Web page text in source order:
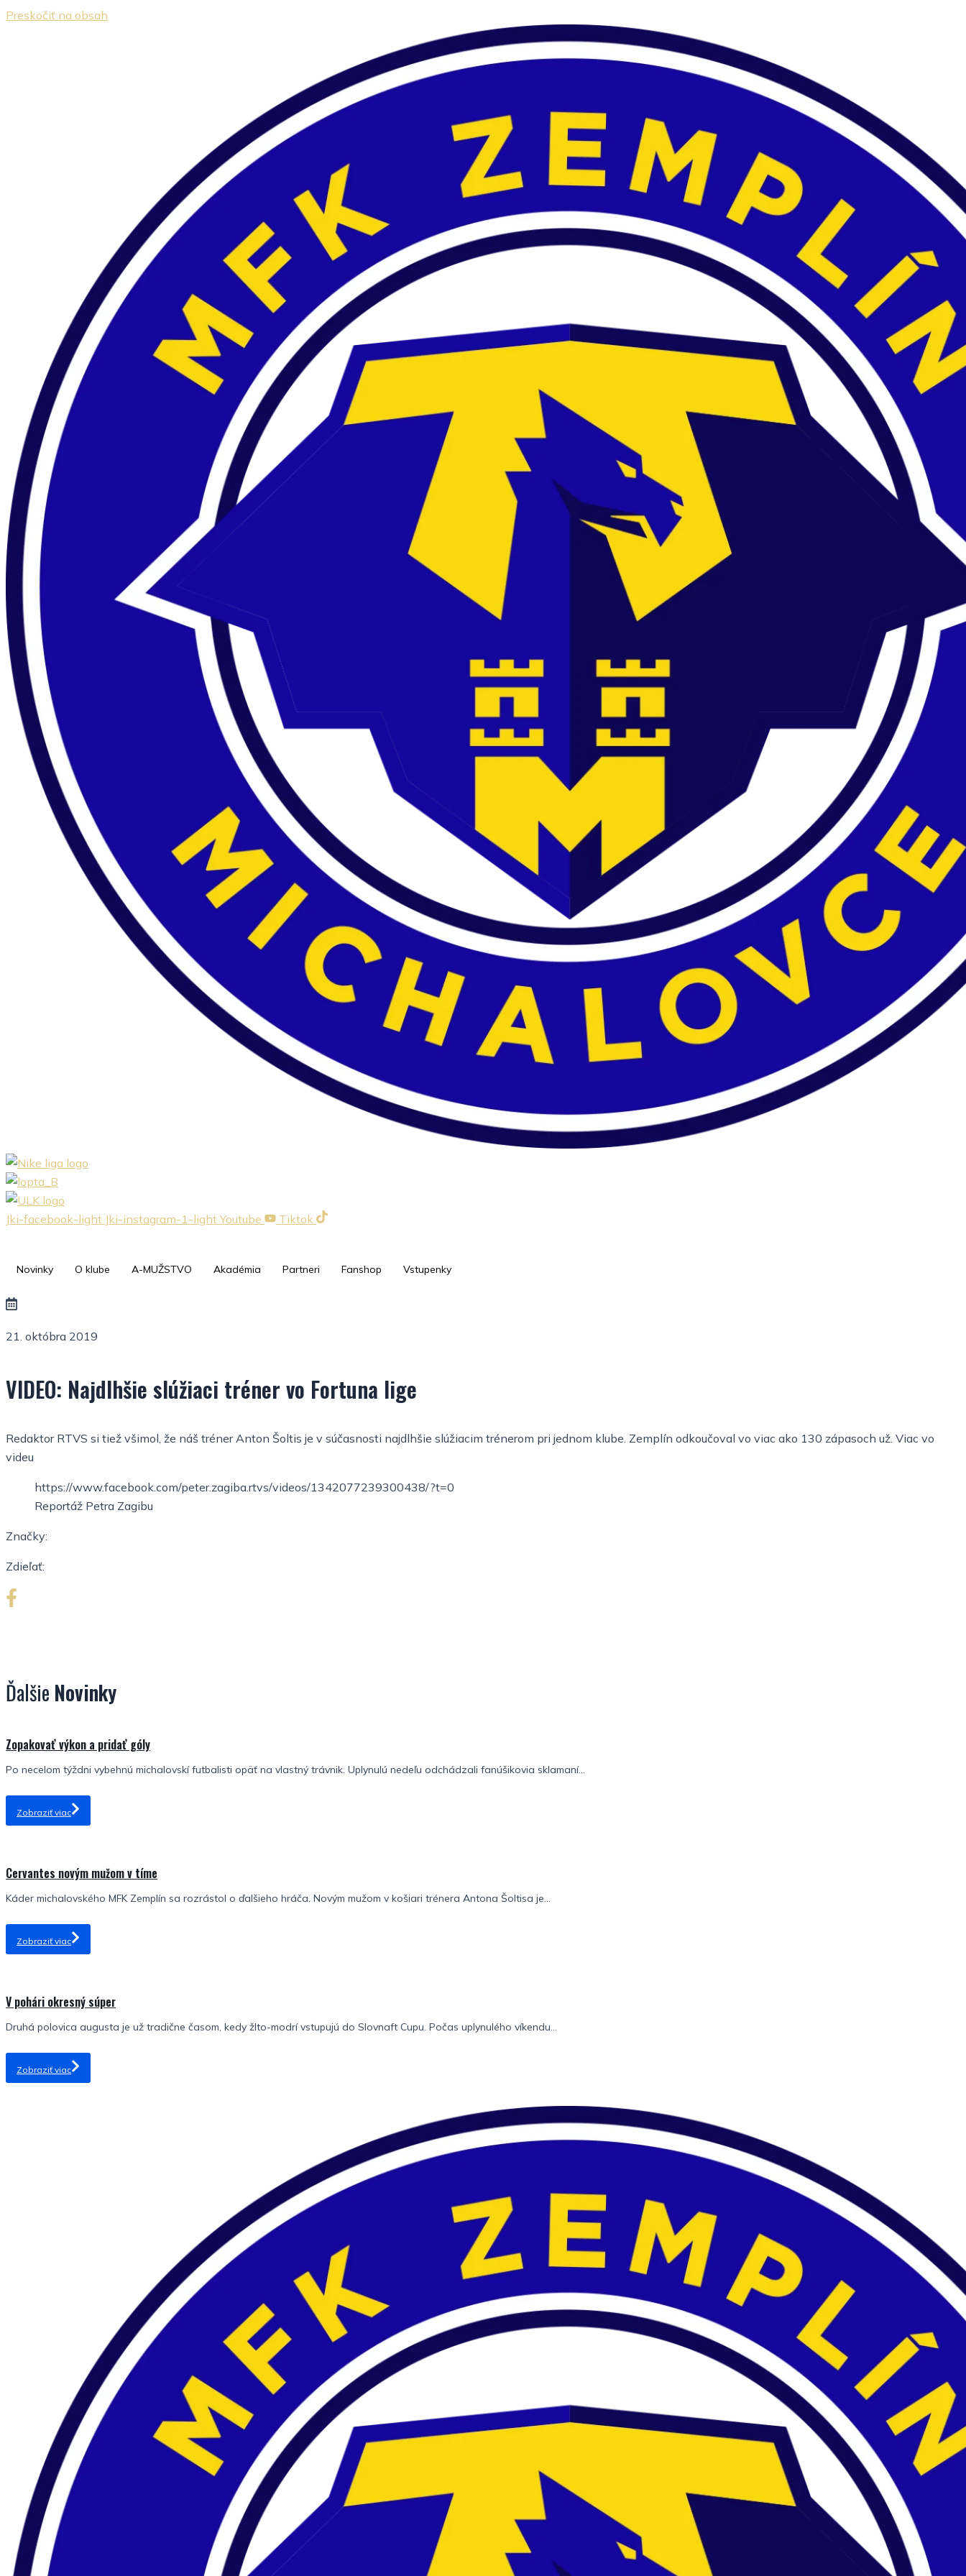
Preskočiť na obsah
Jki-facebook-light Jki-instagram-1-light Youtube Tiktok
Novinky O klube A-MUŽSTVO Akadémia Partneri Fanshop Vstupenky
21. októbra 2019
VIDEO: Najdlhšie slúžiaci tréner vo Fortuna lige
Redaktor RTVS si tiež všimol, že náš tréner Anton Šoltis je v súčasnosti najdlhšie slúžiacim trénerom pri jednom klube. Zemplín odkoučoval vo viac ako 130 zápasoch už. Viac vo
videu
https://www.facebook.com/peter.zagiba.rtvs/videos/1342077239300438/?t=0
Reportáž Petra Zagibu
Značky:
Zdieľať:
Ďalšie Novinky
Zopakovať výkon a pridať góly
Po necelom týždni vybehnú michalovskí futbalisti opäť na vlastný trávnik. Uplynulú nedeľu odchádzali fanúšikovia sklamaní...
Zobraziť viac
Cervantes novým mužom v tíme
Káder michalovského MFK Zemplín sa rozrástol o ďalšieho hráča. Novým mužom v košiari trénera Antona Šoltisa je...
Zobraziť viac
V pohári okresný súper
Druhá polovica augusta je už tradične časom, kedy žlto-modrí vstupujú do Slovnaft Cupu. Počas uplynulého víkendu...
Zobraziť viac